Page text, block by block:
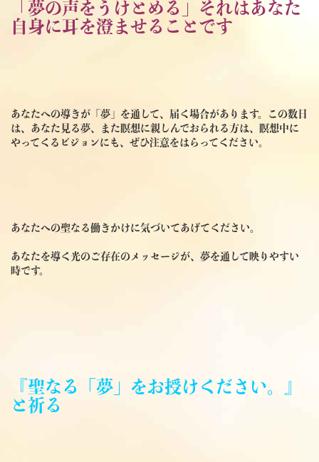
「夢の声をうけとめる」それはあなた
自身に耳を澄ませることです
あなたへの導きが「夢」を通して、届く場合があります。この数日
は、あなた見る夢、また瞑想に親しんでおられる方は、瞑想中に
やってくるビジョンにも、ぜひ注意をはらってください。
あなたへの聖なる働きかけに気づいてあげてください。
あなたを導く光のご存在のメッセージが、夢を通して映りやすい
時です。
『聖なる「夢」をお授けください。』
と祈る